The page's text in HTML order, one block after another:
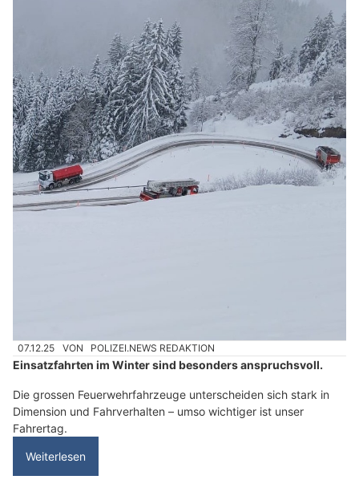
07.12.25 VON POLIZEI.NEWS REDAKTION
Einsatzfahrten im Winter sind besonders anspruchsvoll.
Die grossen Feuerwehrfahrzeuge unterscheiden sich stark in
Dimension und Fahrverhalten – umso wichtiger ist unser
Fahrertag.
Weiterlesen